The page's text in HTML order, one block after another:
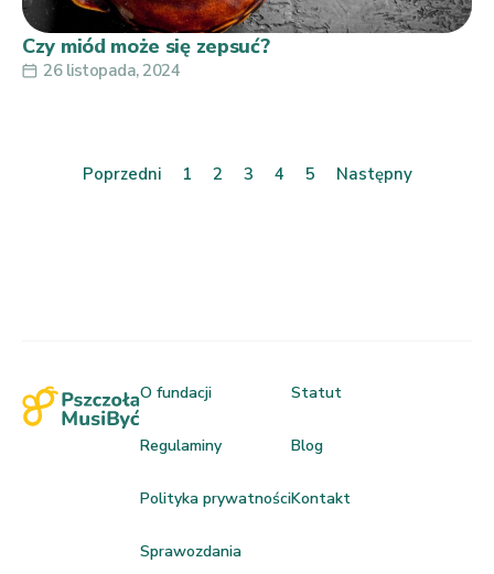
Czy miód może się zepsuć?
26 listopada, 2024
Poprzedni 1 2 3 4 5 Następny
O fundacji
Regulaminy
Polityka prywatności
Sprawozdania
Statut
Blog
Kontakt